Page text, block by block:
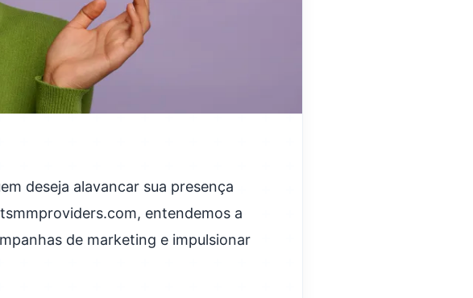
deseja alavancar sua presença
entendemos a
de marketing e impulsionar